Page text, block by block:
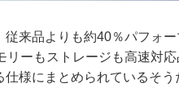
来品よりも約40％パフォ
ーもストレージも高速対
様にまとめられているそう